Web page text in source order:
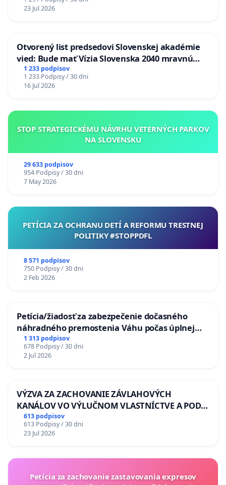
23 Jul 2026
Otvorený list predsedovi Slovenskej akadémie
vied: Bude mať Vízia Slovenska 2040 mravnú
chrbticu?
1 233 podpisov
1 233 Podpisy / 30 dni
16 Jul 2026
STOP STRATEGICKÉMU NÁVRHU VETERNÝCH PARKOV
NA SLOVENSKU
29 633 podpisov
954 Podpisy / 30 dni
7 May 2026
PETÍCIA ZA OCHRANU DETÍ A REFORMU TRESTNEJ
POLITIKY #STOPPDFL
8 571 podpisov
750 Podpisy / 30 dni
2 Feb 2026
Petícia/žiadosť za zabezpečenie dočasného
náhradného premostenia Váhu počas úplnej
uzávery Vážskeho mosta v Komárne
1 313 podpisov
678 Podpisy / 30 dni
2 Jul 2026
VÝZVA ZA ZACHOVANIE ZÁVLAHOVÝCH
KANÁLOV VO VÝLUČNOM VLASTNÍCTVE A POD
KONTROLOU SLOVENSKEJ REPUBLIKY & žiadosť
na riešenie zanedbaného stavu závlahových a
odvodňovacích kanálov na Slovensku
613 podpisov
613 Podpisy / 30 dni
23 Jul 2026
Petícia za zachovanie zastavovania expresov